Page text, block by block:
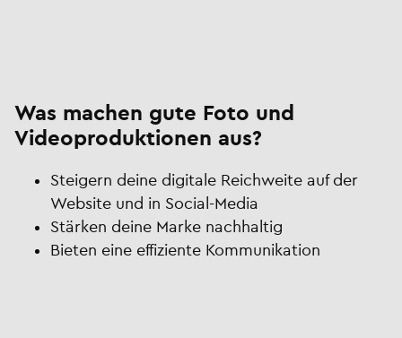
Was machen gute Foto und
Videoproduktionen aus?
Steigern deine digitale Reichweite auf der
Website und in Social-Media
Stärken deine Marke nachhaltig
Bieten eine effiziente Kommunikation